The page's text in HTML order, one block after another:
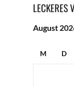
LECKERES
August
M D